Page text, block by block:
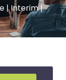
| Interim |